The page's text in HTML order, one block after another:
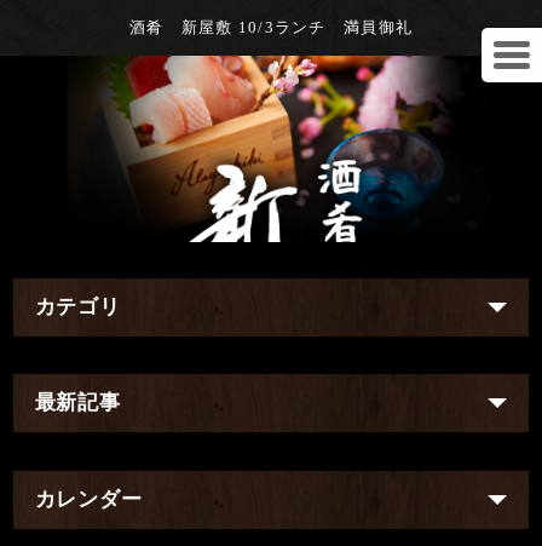
酒肴 新屋敷 10/3ランチ 満員御礼
カテゴリ
最新記事
カレンダー